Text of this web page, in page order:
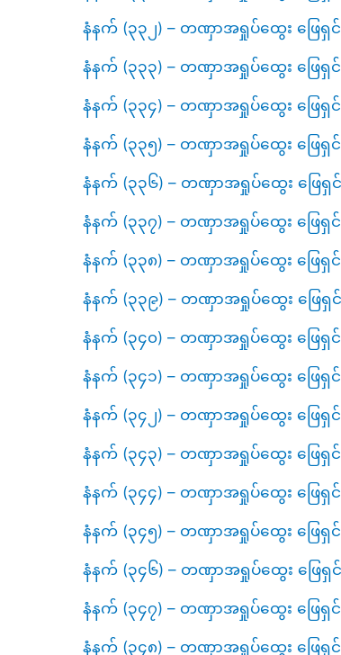
နံနက် (၃၃၂) – တဏှာအရှုပ်ထွေး ဖြေရှင်
နံနက် (၃၃၃) – တဏှာအရှုပ်ထွေး ဖြေရှင်
နံနက် (၃၃၄) – တဏှာအရှုပ်ထွေး ဖြေရှင်
နံနက် (၃၃၅) – တဏှာအရှုပ်ထွေး ဖြေရှင်
နံနက် (၃၃၆) – တဏှာအရှုပ်ထွေး ဖြေရှင်
နံနက် (၃၃၇) – တဏှာအရှုပ်ထွေး ဖြေရှင်
နံနက် (၃၃၈) – တဏှာအရှုပ်ထွေး ဖြေရှင်
နံနက် (၃၃၉) – တဏှာအရှုပ်ထွေး ဖြေရှင်
နံနက် (၃၄၀) – တဏှာအရှုပ်ထွေး ဖြေရှင်
နံနက် (၃၄၁) – တဏှာအရှုပ်ထွေး ဖြေရှင်
နံနက် (၃၄၂) – တဏှာအရှုပ်ထွေး ဖြေရှင်
နံနက် (၃၄၃) – တဏှာအရှုပ်ထွေး ဖြေရှင်
နံနက် (၃၄၄) – တဏှာအရှုပ်ထွေး ဖြေရှင်
နံနက် (၃၄၅) – တဏှာအရှုပ်ထွေး ဖြေရှင်
နံနက် (၃၄၆) – တဏှာအရှုပ်ထွေး ဖြေရှင်
နံနက် (၃၄၇) – တဏှာအရှုပ်ထွေး ဖြေရှင်
နံနက် (၃၄၈) – တဏှာအရှုပ်ထွေး ဖြေရှင်